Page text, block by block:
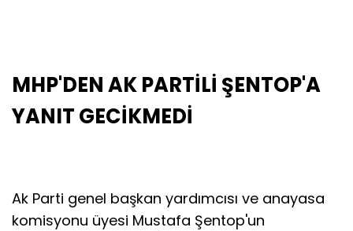
MHP'DEN AK PARTİLİ ŞENTOP'A
YANIT GECİKMEDİ
Ak Parti genel başkan yardımcısı ve anayasa
komisyonu üyesi Mustafa Şentop'un